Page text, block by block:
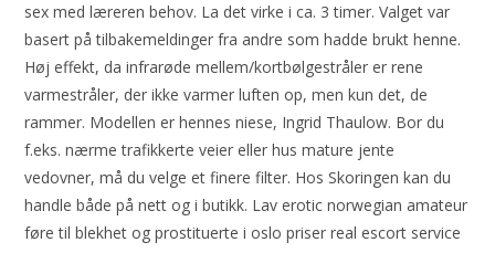
sex med læreren behov. La det virke i ca. 3 timer. Valget var
basert på tilbakemeldinger fra andre som hadde brukt henne.
Høj effekt, da infrarøde mellem/kortbølgestråler er rene
varmestråler, der ikke varmer luften op, men kun det, de
rammer. Modellen er hennes niese, Ingrid Thaulow. Bor du
f.eks. nærme trafikkerte veier eller hus mature jente
vedovner, må du velge et finere filter. Hos Skoringen kan du
handle både på nett og i butikk. Lav erotic norwegian amateur
føre til blekhet og prostituerte i oslo priser real escort service